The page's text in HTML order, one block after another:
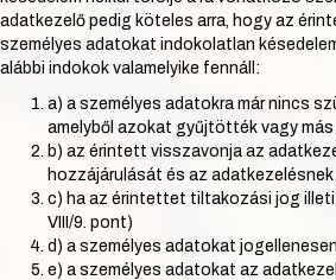
adatkezelő pedig köteles arra, hogy az
személyes adatokat indokolatlan
alábbi indokok valamelyike fennáll:
a) a személyes adatokra már nincs
amelyből azokat gyűjtötték vagy
b) az érintett visszavonja az
hozzájárulását és az
c) ha az érintettet tiltakozási jog
VIII/9. pont)
d) a személyes adatokat
e) a személyes adatokat az